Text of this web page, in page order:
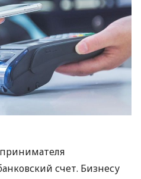
счет. Бизнесу